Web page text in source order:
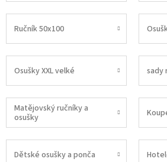
Ručník 50x100
Osušky XXL velké sady
Matějovský ručníky a
osušky
Dětské osušky a ponča